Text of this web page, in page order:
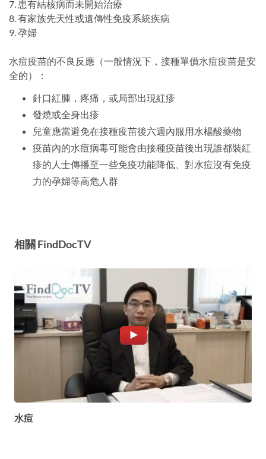
7. 患有結核病而未開始治療
8. 有家族先天性或遺傳性免疫系統疾病
9. 孕婦
水痘疫苗的不良反應（一般情況下，接種單價水痘疫苗是安
全的）：
針口紅腫，疼痛，或局部出現紅疹
發燒或全身出疹
兒童應當避免在接種疫苗後六週內服用水楊酸藥物
疫苗內的水痘病毒可能會由接種疫苗後出現誰都裝紅
疹的人士傳播至一些免疫功能降低、對水痘沒有免疫
力的孕婦等高危人群
相關 FindDocTV
水痘